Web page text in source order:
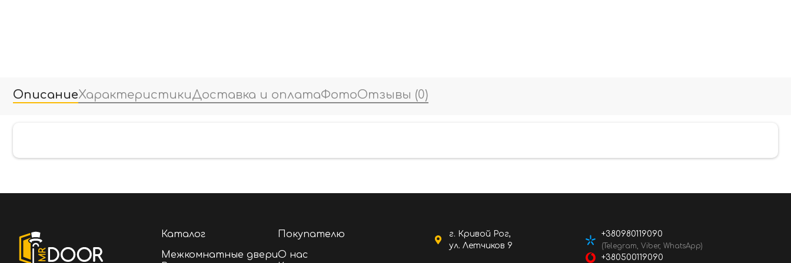
ОписаниеХарактеристикиДоставка и оплатаФотоОтзывы (0)
Каталог
Межкомнатные двери
Покупателю
О нас
г. Кривой Рог,
ул. Летчиков 9
+380980119090
(Telegram, Viber, WhatsApp)
+380500119090